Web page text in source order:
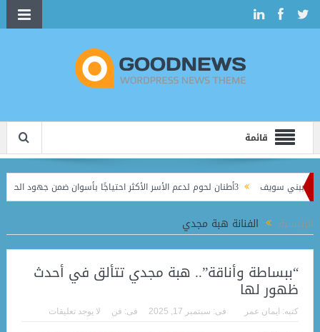
قائمة
3أطنان لحوم لدعم الأسر الأكثر احتياجًا بأسوان ضمن جهود الحماية الاجتماعية
الرئيسية الفنانة هبة مجدي
“ببساطة وأناقة”.. هبة مجدي تتألق في أحدث
ظهور لها
كتبه: ايمان عمر فى: سبتمبر 17, 2025 فى: فن لا يوجد تعليقات